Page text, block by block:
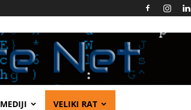
MEDIJI VELIKI RAT